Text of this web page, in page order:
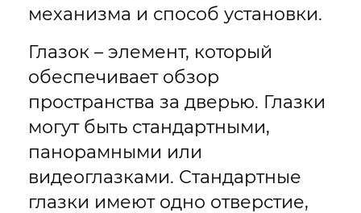
механизма и способ установки.
Глазок – элемент, который
обеспечивает обзор
пространства за дверью. Глазки
могут быть стандартными,
панорамными или
видеоглазками. Стандартные
глазки имеют одно отверстие,